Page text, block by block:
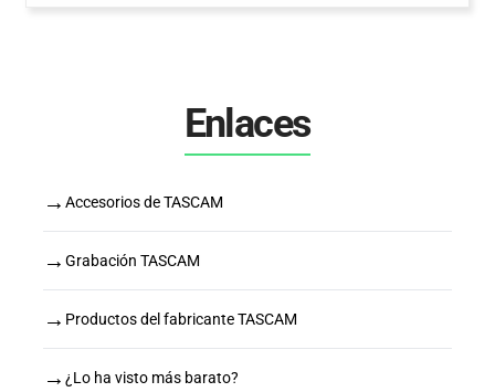
Enlaces
→ Accesorios de TASCAM
→ Grabación TASCAM
→ Productos del fabricante TASCAM
→ ¿Lo ha visto más barato?